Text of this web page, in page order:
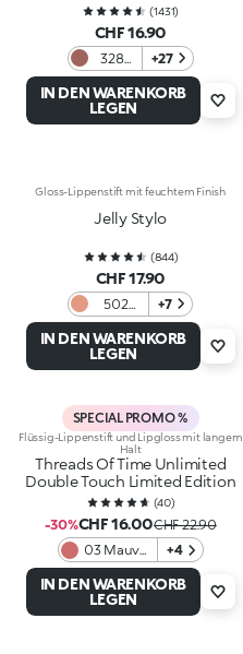
(1431)
CHF 16.90
328
Rosy
Brown
+27
IN DEN WARENKORB
LEGEN
Gloss-Lippenstift mit feuchtem Finish
Jelly Stylo
(844)
CHF 17.90
502
Natural
Rose
+7
IN DEN WARENKORB
LEGEN
SPECIAL PROMO %
Flüssig-Lippenstift und Lipgloss mit langem
Halt
Threads Of Time Unlimited
Double Touch Limited Edition
(40)
-30%CHF 16.00CHF 22.90
03 Mauve
Statement
+4
IN DEN WARENKORB
LEGEN